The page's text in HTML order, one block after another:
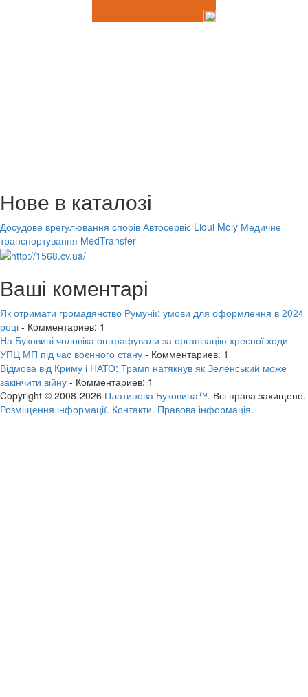
Нове в каталозі
Досудове врегулювання спорів Автосервіс Liqui Moly Медичне
транспортування MedTransfer
Ваші коментарі
Як отримати громадянство Румунії: умови для оформлення в 2024
році - Комментариев: 1
На Буковині чоловіка оштрафували за організацію хресної ходи
УПЦ МП під час воєнного стану - Комментариев: 1
Відмова від Криму і НАТО: Трамп натякнув як Зеленський може
закінчити війну - Комментариев: 1
Copyright © 2008-2026 Платинова Буковина™. Всі права захищено.
Розміщення інформації. Контакти. Правова інформація.